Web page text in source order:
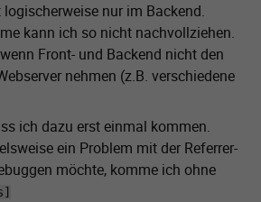
nur im Backend.
kann ich so nicht nachvollziehen.
Front- und Backend nicht den
nehmen (z.B. verschiedene
ich dazu erst einmal kommen.
ein Problem mit der Referrer-
möchte, komme ich ohne